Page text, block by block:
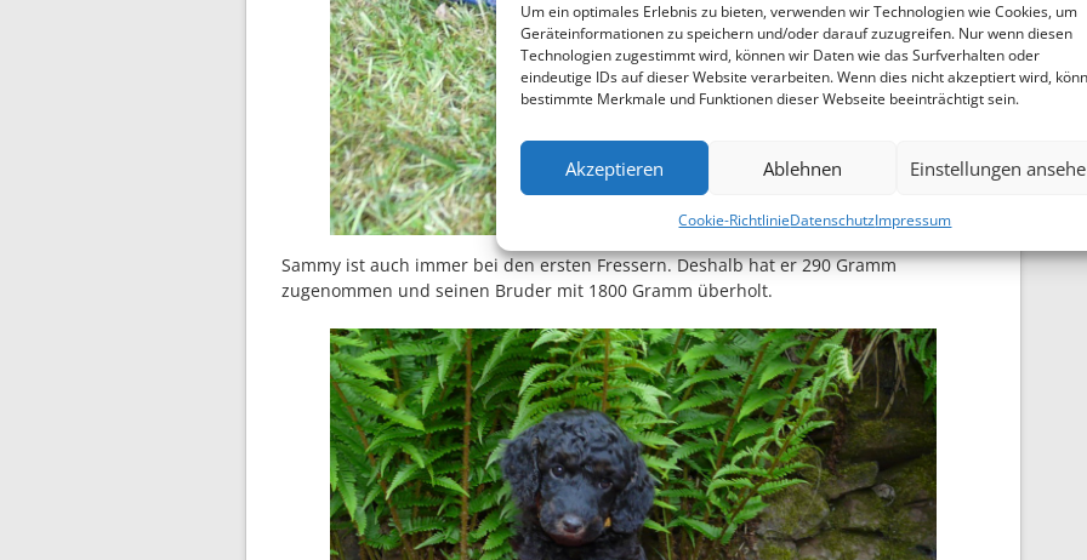
Um ein optimales Erlebnis zu bieten, verwenden wir Technologien wie Cookies, um
Geräteinformationen zu speichern und/oder darauf zuzugreifen. Nur wenn diesen
Technologien zugestimmt wird, können wir Daten wie das Surfverhalten oder
eindeutige IDs auf dieser Website verarbeiten. Wenn dies nicht akzeptiert wird,
bestimmte Merkmale und Funktionen dieser Webseite beeinträchtigt sein.
Akzeptieren Ablehnen Einstellungen
Cookie-RichtlinieDatenschutzImpressum
Sammy ist auch immer bei den ersten Fressern. Deshalb hat er 290 Gramm
zugenommen und seinen Bruder mit 1800 Gramm überholt.